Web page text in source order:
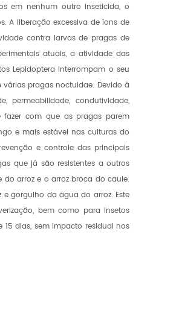
em nenhum outro inseticida, o
A liberação excessiva de íons de
contra larvas de pragas de
atuais, a atividade das
Lepidoptera interrompam o seu
pragas noctuidae. Devido à
permeabilidade, condutividade,
com que as pragas parem
e mais estável nas culturas do
e controle das principais
que já são resistentes a outros
arroz e o arroz broca do caule.
gorgulho da água do arroz. Este
bem como para insetos
dias, sem impacto residual nos